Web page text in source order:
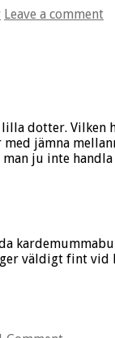
Leave a comment
dotter.
jämna
ju inte
väldigt fint